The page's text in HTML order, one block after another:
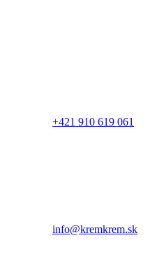
+421 910 619 061
info@kremkrem.sk